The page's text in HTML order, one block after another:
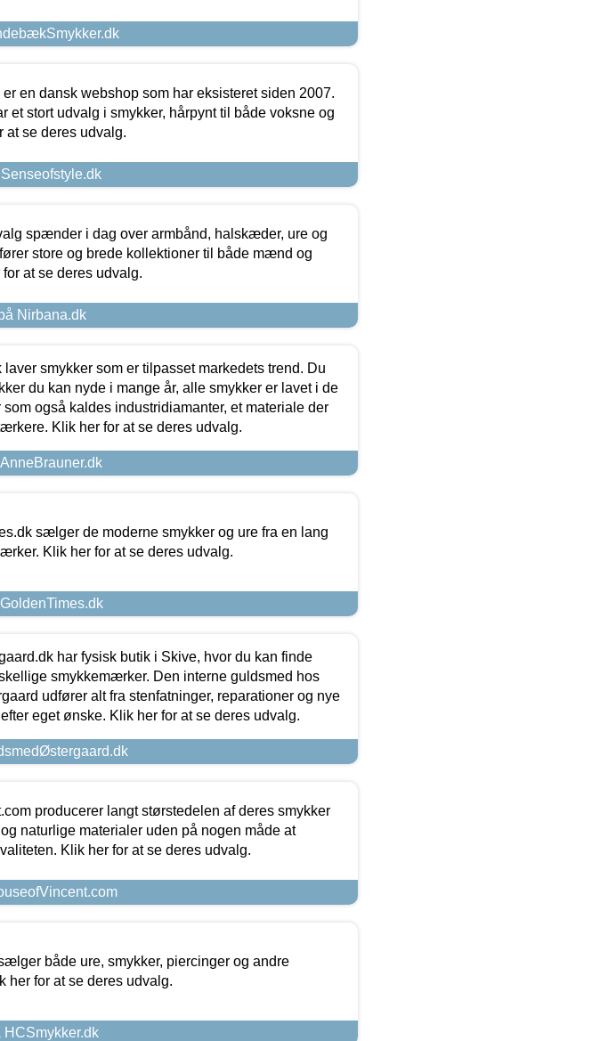
en dansk webshop som har eksisteret siden 2007.
et stort udvalg i smykker, hårpynt til både voksne og
at se deres udvalg.
spænder i dag over armbånd, halskæder, ure og
store og brede kollektioner til både mænd og
at se deres udvalg.
Nirbana.dk
laver smykker som er tilpasset markedets trend. Du
du kan nyde i mange år, alle smykker er lavet i de
også kaldes industridiamanter, et materiale der
Klik her for at se deres udvalg.
sælger de moderne smykker og ure fra en lang
Klik her for at se deres udvalg.
har fysisk butik i Skive, hvor du kan finde
smykkemærker. Den interne guldsmed hos
udfører alt fra stenfatninger, reparationer og nye
eget ønske. Klik her for at se deres udvalg.
producerer langt størstedelen af deres smykker
naturlige materialer uden på nogen måde at
Klik her for at se deres udvalg.
både ure, smykker, piercinger og andre
her for at se deres udvalg.